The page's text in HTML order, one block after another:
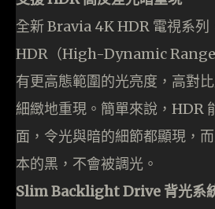
全新 Bravia 4K HDR 電視系列
HDR（High-Dynamic Range
有更高態範圍的光亮度，高對
細緻地重現。簡單來說，HDR
面，令光與暗的細節都顯現，
本的黑，不會被調光。
Slim Backlight Drive 背光系